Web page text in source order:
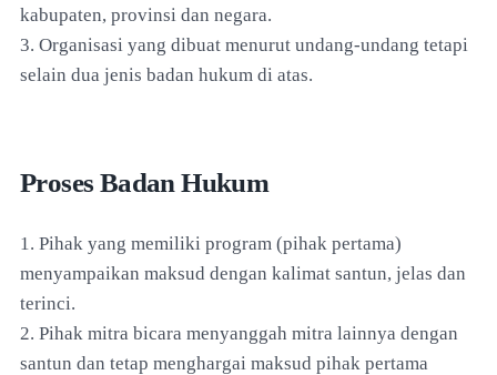
kabupaten, provinsi dan negara.
3. Organisasi yang dibuat menurut undang-undang tetapi
selain dua jenis badan hukum di atas.
Proses Badan Hukum
1. Pihak yang memiliki program (pihak pertama)
menyampaikan maksud dengan kalimat santun, jelas dan
terinci.
2. Pihak mitra bicara menyanggah mitra lainnya dengan
santun dan tetap menghargai maksud pihak pertama